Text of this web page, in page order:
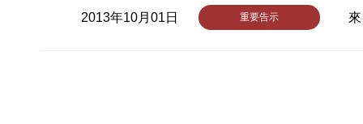
2013年10月01日 重要告示